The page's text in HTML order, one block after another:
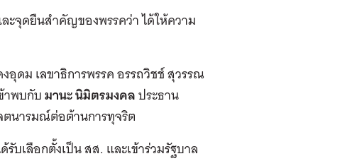
ะจุดยืนสำคัญของพรรคว่า ได้ให้ความ
ดม เลขาธิการพรรค อรรถวิชช์ สุวรรณ
าพบกับมานะ นิมิตรมงคลประธาน
ตนารมณ์ต่อต้านการทุจริต
บเลือกตั้งเป็น สส. และเข้าร่วมรัฐบาล